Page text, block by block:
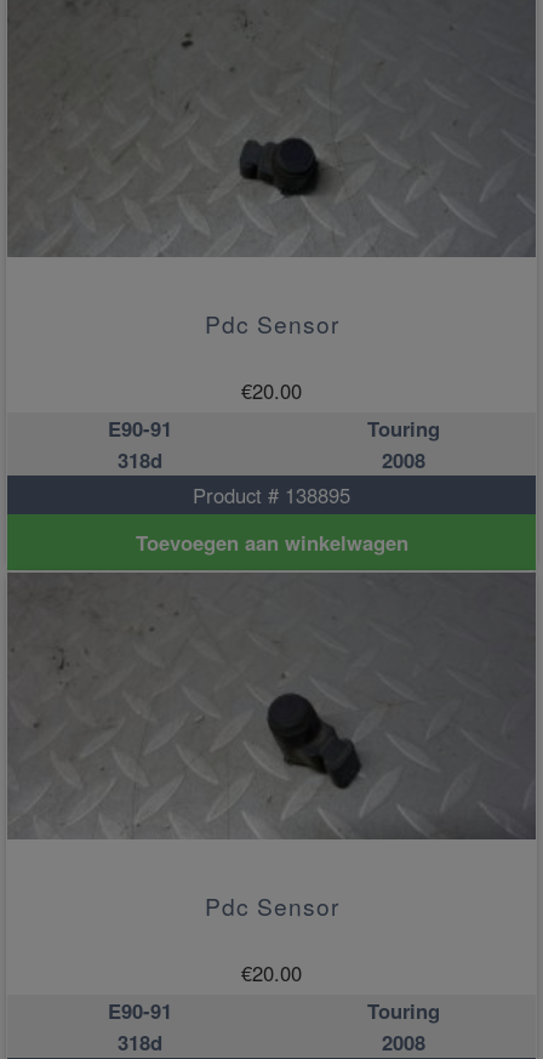
Pdc Sensor
€20.00
E90-91
Touring
318d
2008
Product # 138895
Toevoegen aan winkelwagen
Pdc Sensor
€20.00
E90-91
Touring
318d
2008